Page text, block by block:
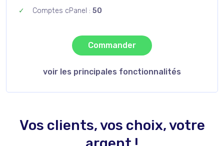
Comptes cPanel : 50
Commander
voir les principales fonctionnalités
Vos clients, vos choix, votre